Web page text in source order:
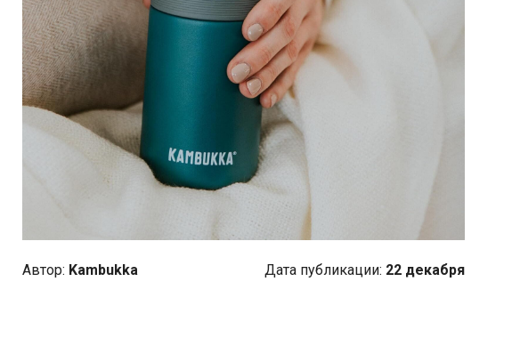
Автор: Kambukka Дата публикации: 22 декабря